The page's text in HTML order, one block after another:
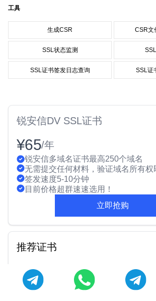
工具
生成CSR CSR文
SSL状态监测
SSL证书签发日志查询 SSL证
锐安信DV SSL证书
¥65/年
锐安信多域名证书最高250个域名
无需提交任何材料，验证域名所有权
签发速度5-10分钟
目前价格超群速速选用！
立即抢购
推荐证书
华测国密DV SSL证书 ¥320
Thawte OV Wildcard SSL证书
/年